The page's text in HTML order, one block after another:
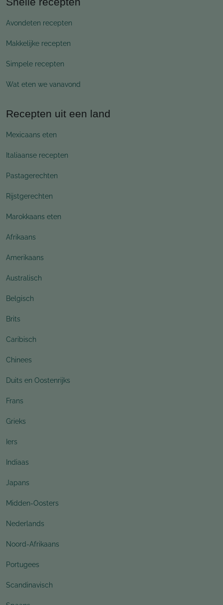
Avondeten recepten
Makkelijke recepten
Simpele recepten
Wat eten we vanavond
Recepten uit een land
Mexicaans eten
Italiaanse recepten
Pastagerechten
Rijstgerechten
Marokkaans eten
Afrikaans
Amerikaans
Australisch
Belgisch
Brits
Caribisch
Chinees
Duits en Oostenrijks
Frans
Grieks
Iers
Indiaas
Japans
Midden-Oosters
Nederlands
Noord-Afrikaans
Portugees
Scandinavisch